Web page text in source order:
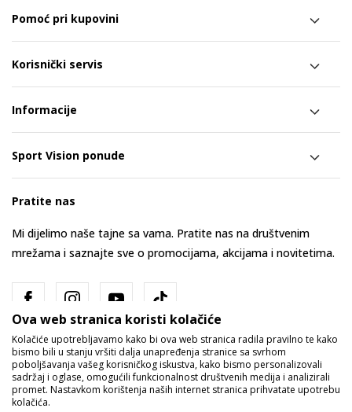
Pomoć pri kupovini
Korisnički servis
Informacije
Sport Vision ponude
Pratite nas
Mi dijelimo naše tajne sa vama. Pratite nas na društvenim
mrežama i saznajte sve o promocijama, akcijama i novitetima.
Bosna i Hercegovina Promijenite
Ova web stranica koristi kolačiće
Kolačiće upotrebljavamo kako bi ova web stranica radila pravilno te kako
bismo bili u stanju vršiti dalja unapređenja stranice sa svrhom
poboljšavanja vašeg korisničkog iskustva, kako bismo personalizovali
sadržaj i oglase, omogućili funkcionalnost društvenih medija i analizirali
promet. Nastavkom korištenja naših internet stranica prihvatate upotrebu
kolačića.